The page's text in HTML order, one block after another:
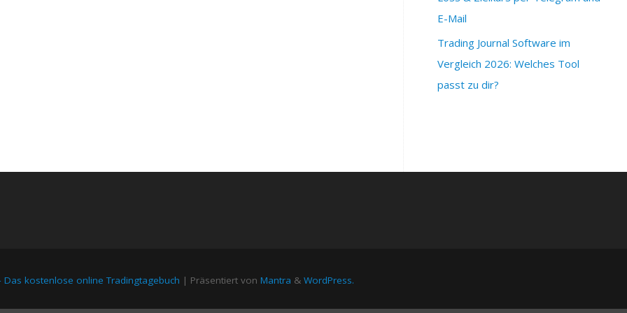
E-Mail
Trading Journal Software im
Vergleich 2026: Welches Tool
passt zu dir?
Das kostenlose online Tradingtagebuch | Präsentiert von Mantra & WordPress.